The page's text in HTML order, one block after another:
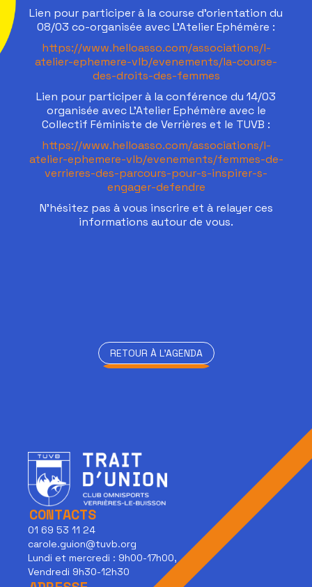
Lien pour participer à la course d’orientation du
08/03 co-organisée avec L'Atelier Ephémère :
https://www.helloasso.com/associations/l-
atelier-ephemere-vlb/evenements/la-course-
des-droits-des-femmes
Lien pour participer à la conférence du 14/03
organisée avec L'Atelier Ephémère avec le
Collectif Féministe de Verrières et le TUVB :
https://www.helloasso.com/associations/l-
atelier-ephemere-vlb/evenements/femmes-de-
verrieres-des-parcours-pour-s-inspirer-s-
engager-defendre
N’hésitez pas à vous inscrire et à relayer ces
informations autour de vous.
RETOUR À L'AGENDA
CONTACTS
01 69 53 11 24
carole.guion@tuvb.org
Lundi et mercredi : 9h00-17h00,
Vendredi 9h30-12h30